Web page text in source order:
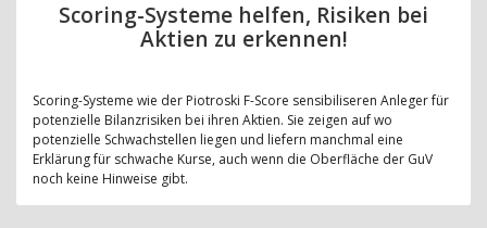
Scoring-Systeme helfen, Risiken bei
Aktien zu erkennen!
Scoring-Systeme wie der Piotroski F-Score sensibiliseren Anleger für
potenzielle Bilanzrisiken bei ihren Aktien. Sie zeigen auf wo
potenzielle Schwachstellen liegen und liefern manchmal eine
Erklärung für schwache Kurse, auch wenn die Oberfläche der GuV
noch keine Hinweise gibt.